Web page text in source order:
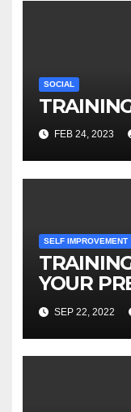
SOCIAL
FEB 24, 2023
SELF IMPROVEMENT
YOUR
SEP 22, 2022